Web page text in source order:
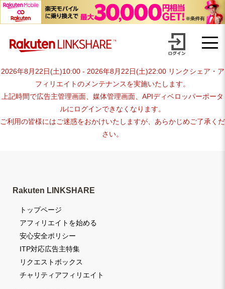
advertiser-html
2026年8月22日(土)10:00 - 2026年8月22日(土)22:00 リンクシェア・ア
フィリエイトのメンテナンスを実施いたします。
上記時間で広告主管理画面、媒体管理画面、APIディベロッパーポータ
ルにログインできなくなります。
ご利用の皆様にはご迷惑をおかけいたしますが、あらかじめご了承くだ
さい。
Rakuten LINKSHARE
トップページ
アフィリエイトを始める
安心安全ポリシー
ITP対応広告主特集
リクエストボックス
チャリティアフィリエイト